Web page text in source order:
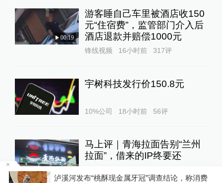
00:19
游客睡自己车里被酒店收150
元“住宿费”，监管部门介入后
酒店退款并赔偿1000元
锋线视频 16小时前 317评
宇树科技发行价150.8元
10%公司 18小时前 56评
马上评｜青海拉面告别“兰州
拉面”，借来的IP终要还
泸溪河发布“桃酥现金属牙冠”调查结论，称消费